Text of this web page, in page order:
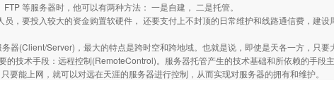
等服务器时，他可以有两种方法： 一是自建， 二是托管。
要投入较大的资金购置软硬件， 还要支付上不封顶的日常维护和线路通信费，建设
(Client/Server)，最大的特点是跨时空和跨地域。也就是说，即使是天各一方，只要
的技术手段：远程控制(RemoteControl)。服务器托管产生的技术基础和所依赖的手段
要能上网，就可以对远在天涯的服务器进行控制，从而实现对服务器的拥有和维护。